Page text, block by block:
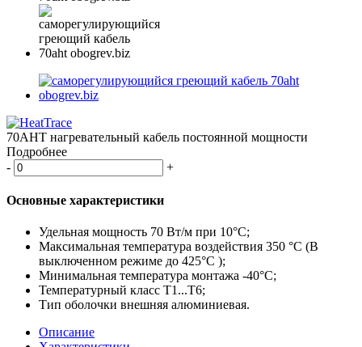
70AHT нагревательный кабель постоянной мощности
Подробнее
-
+
Основные характеристики
Удельная мощность 70 Вт/м при 10°C;
Максимальная температура воздействия 350 °C (В
выключенном режиме до 425°C );
Минимальная температура монтажа -40°C;
Температурный класс Т1...T6;
Тип оболочки внешняя алюминиевая.
Описание